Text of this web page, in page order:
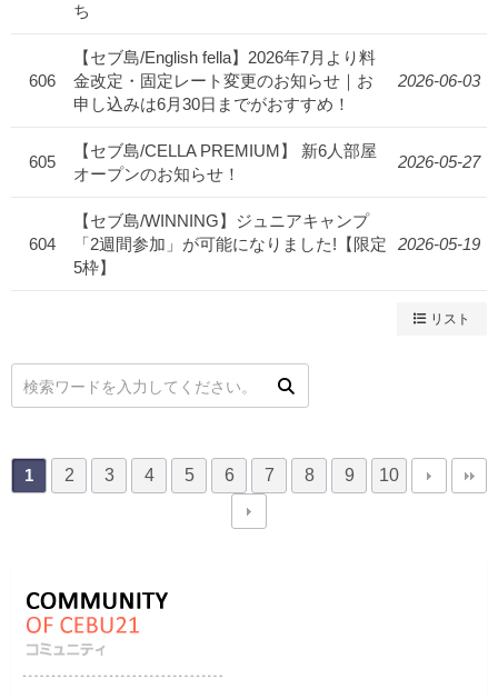
ち
606
【セブ島/English fella】2026年7月より料
金改定・固定レート変更のお知らせ｜お
申し込みは6月30日までがおすすめ！
2026-06-03
605
【セブ島/CELLA PREMIUM】 新6人部屋
オープンのお知らせ！
2026-05-27
604
【セブ島/WINNING】ジュニアキャンプ
「2週間参加」が可能になりました!【限定
5枠】
2026-05-19
リスト
1 2 3 4 5 6 7 8 9 10